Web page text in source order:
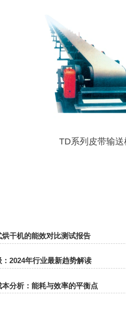
TD系列皮带输送机
干机的能效对比测试报告
2024年行业最新趋势解读
分析：能耗与效率的平衡点